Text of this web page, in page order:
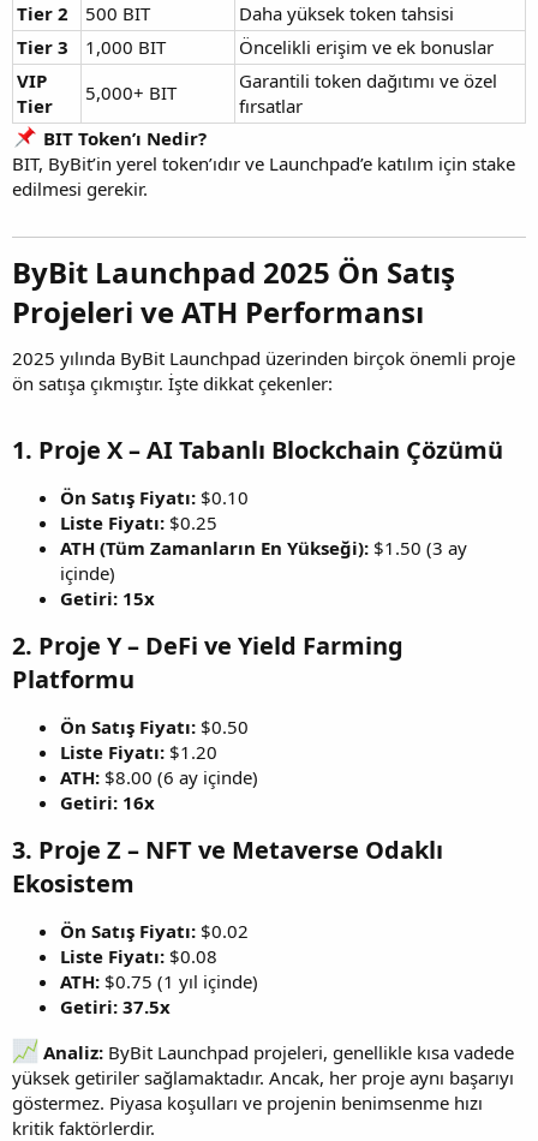
Tier 2
500 BIT
Daha yüksek token tahsisi
Tier 3
1,000 BIT
Öncelikli erişim ve ek bonuslar
VIP
Tier
5,000+ BIT
Garantili token dağıtımı ve özel
fırsatlar
BIT Token’ı Nedir?
BIT, ByBit’in yerel token’ıdır ve Launchpad’e katılım için stake
edilmesi gerekir.
ByBit Launchpad 2025 Ön Satış
Projeleri ve ATH Performansı
2025 yılında ByBit Launchpad üzerinden birçok önemli proje
ön satışa çıkmıştır. İşte dikkat çekenler:
1. Proje X – AI Tabanlı Blockchain Çözümü
Ön Satış Fiyatı: $0.10
Liste Fiyatı: $0.25
ATH (Tüm Zamanların En Yükseği): $1.50 (3 ay
içinde)
Getiri: 15x
2. Proje Y – DeFi ve Yield Farming
Platformu
Ön Satış Fiyatı: $0.50
Liste Fiyatı: $1.20
ATH: $8.00 (6 ay içinde)
Getiri: 16x
3. Proje Z – NFT ve Metaverse Odaklı
Ekosistem
Ön Satış Fiyatı: $0.02
Liste Fiyatı: $0.08
ATH: $0.75 (1 yıl içinde)
Getiri: 37.5x
Analiz: ByBit Launchpad projeleri, genellikle kısa vadede
yüksek getiriler sağlamaktadır. Ancak, her proje aynı başarıyı
göstermez. Piyasa koşulları ve projenin benimsenme hızı
kritik faktörlerdir.